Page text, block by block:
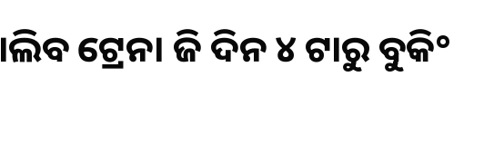
ଟ୍ରେନ। ଆଜି ଦିନ ୪ ଟାରୁ ବୁକି°